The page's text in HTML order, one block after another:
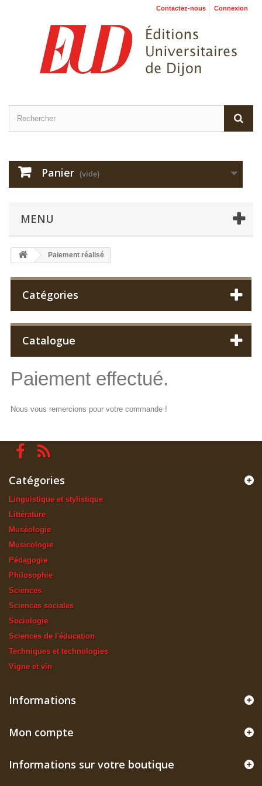
Connexion
Contactez-nous
Panier (vide)
MENU
Paiement réalisé
Catégories
Catalogue
Paiement effectué.
Nous vous remercions pour votre commande !
Catégories
Linguistique et stylistique
Littérature
Muséologie
Musicologie
Pédagogie
Philosophie
Sciences
Sciences sociales
Sociologie
Sciences de l'éducation
Techniques et technologies
Vigne et vin
Informations
Mon compte
Informations sur votre boutique